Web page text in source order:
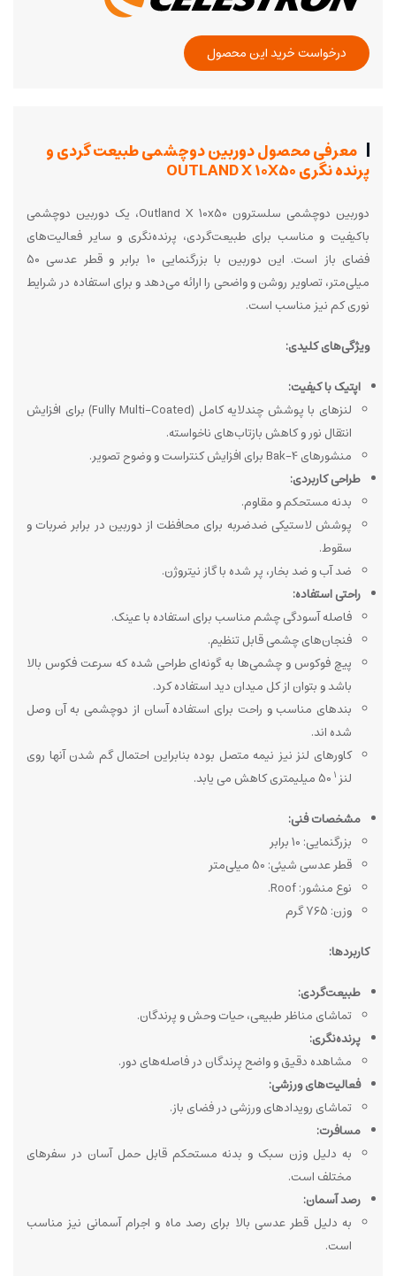
درخواست خرید این محصول
معرفی محصول دوربین دوچشمی طبیعت گردی و
پرنده نگری OUTLAND X 10X50
دوربین دوچشمی سلسترون Outland X 10x50، یک دوربین دوچشمی
باکیفیت و مناسب برای طبیعت‌گردی، پرنده‌نگری و سایر فعالیت‌های
فضای باز است. این دوربین با بزرگنمایی 10 برابر و قطر عدسی 50
میلی‌متر، تصاویر روشن و واضحی را ارائه می‌دهد و برای استفاده در شرایط
نوری کم نیز مناسب است.
ویژگی‌های کلیدی:
اپتیک با کیفیت:
لنزهای با پوشش چندلایه کامل (Fully Multi-Coated) برای افزایش
انتقال نور و کاهش بازتاب‌های ناخواسته.
منشورهای Bak-4 برای افزایش کنتراست و وضوح تصویر.
طراحی کاربردی:
بدنه مستحکم و مقاوم.
پوشش لاستیکی ضدضربه برای محافظت از دوربین در برابر ضربات و
سقوط.
ضد آب و ضد بخار، پر شده با گاز نیتروژن.
راحتی استفاده:
فاصله آسودگی چشم مناسب برای استفاده با عینک.
فنجان‌های چشمی قابل تنظیم.
پیچ فوکوس و چشمی‌ها به گونه‌ای طراحی شده که سرعت فکوس بالا
باشد و بتوان از کل میدان دید استفاده کرد.
بندهای مناسب و راحت برای استفاده آسان از دوچشمی به آن وصل
شده اند.
کاورهای لنز نیز نیمه متصل بوده بنابراین احتمال گم شدن آنها روی
لنز 50 میلیمتری کاهش می یابد.
مشخصات فنی:
بزرگنمایی: 10 برابر
قطر عدسی شیئی: 50 میلی‌متر
نوع منشور: Roof.
وزن: 765 گرم
کاربردها:
طبیعت‌گردی:
تماشای مناظر طبیعی، حیات وحش و پرندگان.
پرنده‌نگری:
مشاهده دقیق و واضح پرندگان در فاصله‌های دور.
فعالیت‌های ورزشی:
تماشای رویدادهای ورزشی در فضای باز.
مسافرت:
به دلیل وزن سبک و بدنه مستحکم قابل حمل آسان در سفرهای
مختلف است.
رصد آسمان:
به دلیل قطر عدسی بالا برای رصد ماه و اجرام آسمانی نیز مناسب
است.